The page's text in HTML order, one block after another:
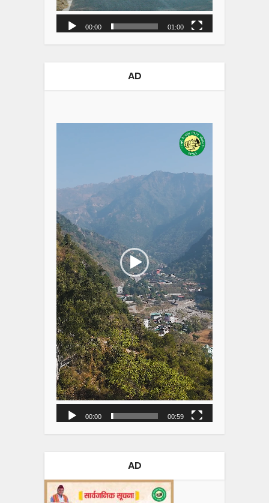
00:00 01:00
AD
Player
00:00 00:59
AD